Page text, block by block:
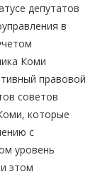
депутатов
в
Коми
правовой
советов
которые
с
уровень
этом